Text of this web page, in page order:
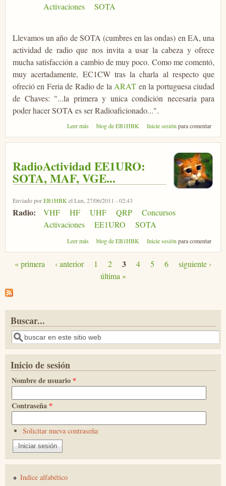
Activaciones
SOTA
Llevamos un año de SOTA (cumbres en las ondas) en EA, una
actividad de radio que nos invita a usar la cabeza y ofrece
mucha satisfacción a cambio de muy poco. Como me comentó,
muy acertadamente, EC1CW tras la charla al respecto que
ofreció en Feria de Radio de la ARAT en la portuguesa ciudad
de Chaves: "...la primera y unica condición necesaria para
poder hacer SOTA es ser Radioaficionado...".
Leer más sobre Comenzar en SOTA ¿como?
blog de EB1HBK Inicie sesión para comentar
RadioActividad EE1URO:
SOTA, MAF, VGE...
Enviado porEB1HBKel Lun, 27/06/2011 - 02:43
Radio: VHF HF UHF QRP
Concursos
Activaciones
EE1URO SOTA
Leer más sobre RadioActividad EE1URO: SOTA, MAF, VGE...
blog de EB1HBK Inicie sesiónpara comentar
Páginas
« primera ‹ anterior 1 2 3 4 5 6
siguiente ›
última »
Buscar...
Buscar
Inicio de sesión
Nombre de usuario *
Contraseña *
Solicitar nueva contraseña
Indice alfabético